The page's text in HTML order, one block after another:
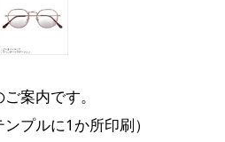
案内です。
ンプルに1か所印刷）